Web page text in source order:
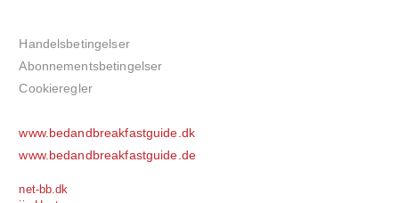
Handelsbetingelser
Abonnementsbetingelser
Cookieregler
www.bedandbreakfastguide.dk
www.bedandbreakfastguide.de
net-bb.dk